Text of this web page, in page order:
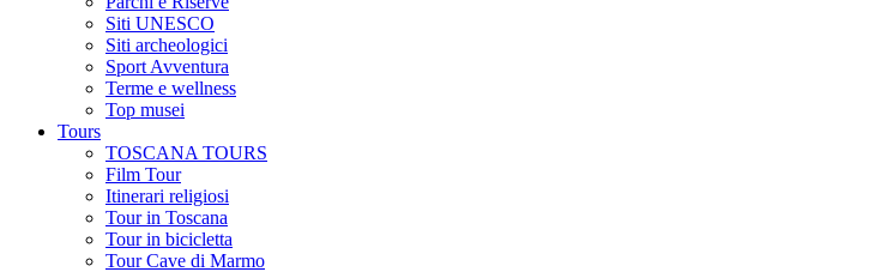
Siti UNESCO
Siti archeologici
Sport Avventura
Terme e wellness
Top musei
Tours
TOSCANA TOURS
Film Tour
Itinerari religiosi
Tour in Toscana
Tour in bicicletta
Tour Cave di Marmo